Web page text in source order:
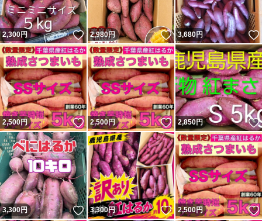
2,300円 いいね！
2,980円 いいね！
3,680円
2,500円 いいね！
2,500円 いいね！
2,850円
3,300円 いいね！
3,300円 いいね！
2,500円